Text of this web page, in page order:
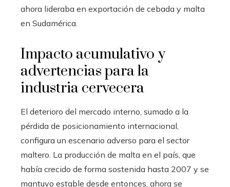
ahora lideraba en exportación de cebada y malta
en Sudamérica.
Impacto acumulativo y
advertencias para la
industria cervecera
El deterioro del mercado interno, sumado a la
pérdida de posicionamiento internacional,
configura un escenario adverso para el sector
maltero. La producción de malta en el país, que
había crecido de forma sostenida hasta 2007 y se
mantuvo estable desde entonces, ahora se